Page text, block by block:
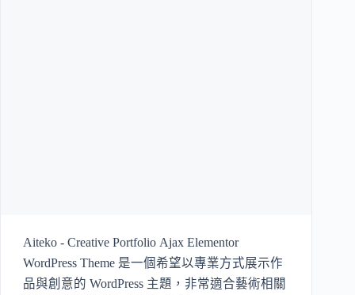
Aiteko - Creative Portfolio Ajax Elementor
WordPress Theme 是一個希望以專業方式展示作
品與創意的 WordPress 主題，非常適合藝術相關